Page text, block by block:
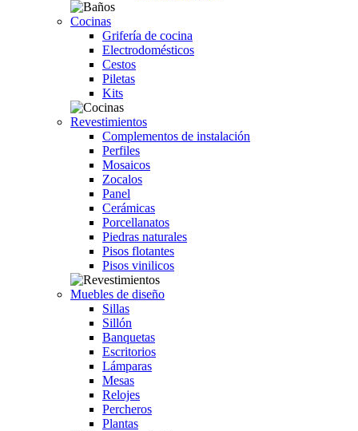
Cocinas
Grifería de cocina
Electrodomésticos
Cestos
Piletas
Kits
Revestimientos
Complementos de instalación
Perfiles
Mosaicos
Zocalos
Panel
Cerámicas
Porcellanatos
Piedras naturales
Pisos flotantes
Pisos vinilicos
Muebles de diseño
Sillas
Sillón
Banquetas
Escritorios
Lámparas
Mesas
Relojes
Percheros
Plantas